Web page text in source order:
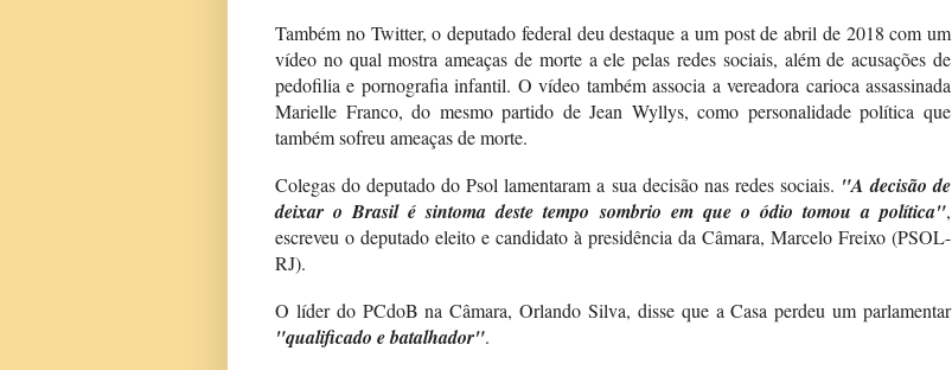
Também no Twitter, o deputado federal deu destaque a um post de abril de 2018 com um
vídeo no qual mostra ameaças de morte a ele pelas redes sociais, além de acusações de
pedofilia e pornografia infantil. O vídeo também associa a vereadora carioca assassinada
Marielle Franco, do mesmo partido de Jean Wyllys, como personalidade política que
também sofreu ameaças de morte.
Colegas do deputado do Psol lamentaram a sua decisão nas redes sociais. "A decisão de
deixar o Brasil é sintoma deste tempo sombrio em que o ódio tomou a política",
escreveu o deputado eleito e candidato à presidência da Câmara, Marcelo Freixo (PSOL-
RJ).
O líder do PCdoB na Câmara, Orlando Silva, disse que a Casa perdeu um parlamentar
"qualificado e batalhador".